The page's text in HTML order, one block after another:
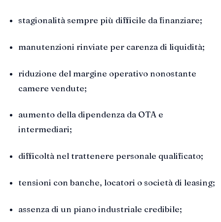
stagionalità sempre più difficile da finanziare;
manutenzioni rinviate per carenza di liquidità;
riduzione del margine operativo nonostante
camere vendute;
aumento della dipendenza da OTA e
intermediari;
difficoltà nel trattenere personale qualificato;
tensioni con banche, locatori o società di leasing;
assenza di un piano industriale credibile;